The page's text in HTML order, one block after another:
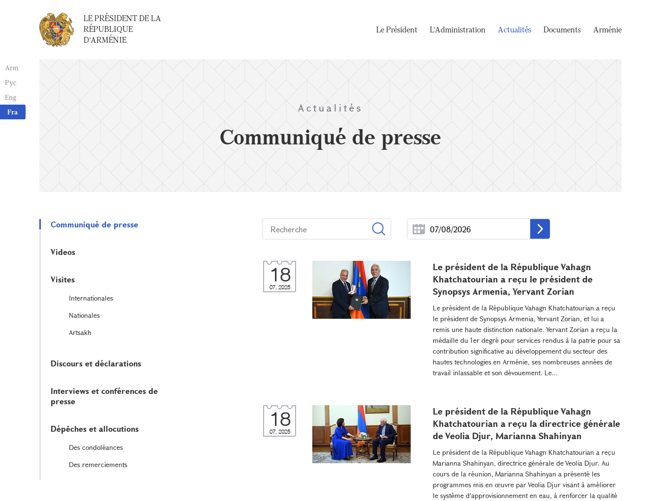
Arm
Рус
Eng
Fra
LE PRÉSIDENT DE LA
RÉPUBLIQUE
D'ARMÉNIE
Le Président L'Administration Actualités Documents Arménie
Actualités
Communiqué de presse
Communiqué de presse
Videos
Visites
Internationales
Nationales
Artsakh
Discours et déclarations
Interviews et conférences de
presse
Dépêches et allocutions
Des condoléances
Des remerciements
18
07, 2025
Le président de la République Vahagn
Khatchatourian a reçu le président de
Synopsys Armenia, Yervant Zorian
Le président de la République Vahagn Khatchatourian a reçu
le président de Synopsys Armenia, Yervant Zorian, et lui a
remis une haute distinction nationale. Yervant Zorian a reçu la
médaille du 1er degré pour services rendus à la patrie pour sa
contribution significative au développement du secteur des
hautes technologies en Arménie, ses nombreuses années de
travail inlassable et son dévouement. Le...
18
07, 2025
Le président de la République Vahagn
Khatchatourian a reçu la directrice générale
de Veolia Djur, Marianna Shahinyan
Le président de la République Vahagn Khatchatourian a reçu
Marianna Shahinyan, directrice générale de Veolia Djur. Au
cours de la réunion, Marianna Shahinyan a présenté les
programmes mis en œuvre par Veolia Djur visant à améliorer
le système d'approvisionnement en eau, à renforcer la qualité